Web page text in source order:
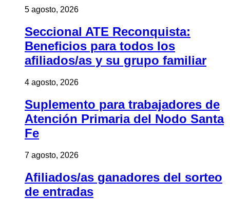
5 agosto, 2026
Seccional ATE Reconquista:
Beneficios para todos los
afiliados/as y su grupo familiar
4 agosto, 2026
Suplemento para trabajadores de
Atención Primaria del Nodo Santa
Fe
7 agosto, 2026
Afiliados/as ganadores del sorteo
de entradas